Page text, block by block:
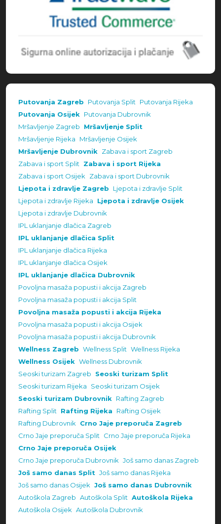
Putovanja Zagreb Putovanja Split Putovanja Rijeka
Putovanja Osijek Putovanja Dubrovnik
Mršavljenje Zagreb
Mršavljenje Split
Mršavljenje Rijeka
Mršavljenje Osijek
Mršavljenje Dubrovnik Zabava i sport Zagreb
Zabava i sport Split Zabava i sport Rijeka
Zabava i sport Osijek Zabava i sport Dubrovnik
Ljepota i zdravlje Zagreb
Ljepota i zdravlje Split
Ljepota i zdravlje Rijeka
Ljepota i zdravlje Osijek
Ljepota i zdravlje Dubrovnik
IPL uklanjanje dlačica Zagreb
IPL uklanjanje dlačica Split
IPL uklanjanje dlačica Rijeka
IPL uklanjanje dlačica Osijek
IPL uklanjanje dlačica Dubrovnik
Povoljna masaža popusti i akcija Zagreb
Povoljna masaža popusti i akcija Split
Povoljna masaža popusti i akcija Rijeka
Povoljna masaža popusti i akcija Osijek
Povoljna masaža popusti i akcija Dubrovnik
Wellness Zagreb Wellness Split Wellness Rijeka
Wellness Osijek Wellness Dubrovnik
Seoski turizam Zagreb
Seoski turizam Split
Seoski turizam Rijeka
Seoski turizam Osijek
Seoski turizam Dubrovnik Rafting Zagreb
Rafting Split Rafting Rijeka
Rafting Osijek
Rafting Dubrovnik Crno Jaje preporuča Zagreb
Crno Jaje preporuča Split Crno Jaje preporuča Rijeka
Crno Jaje preporuča Osijek
Crno Jaje preporuča Dubrovnik Još samo danas Zagreb
Još samo danas Split Još samo danas Rijeka
Još samo danas Osijek Još samo danas Dubrovnik
Autoškola Zagreb Autoškola Split Autoškola Rijeka
Autoškola Osijek Autoškola Dubrovnik